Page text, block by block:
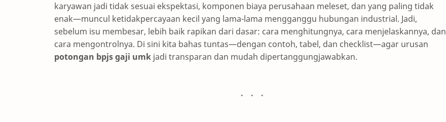
karyawan jadi tidak sesuai ekspektasi, komponen biaya perusahaan meleset, dan yang paling tidak
enak—muncul ketidakpercayaan kecil yang lama-lama mengganggu hubungan industrial. Jadi,
sebelum isu membesar, lebih baik rapikan dari dasar: cara menghitungnya, cara menjelaskannya, dan
cara mengontrolnya. Di sini kita bahas tuntas—dengan contoh, tabel, dan checklist—agar urusan
potongan bpjs gaji umk jadi transparan dan mudah dipertanggungjawabkan.